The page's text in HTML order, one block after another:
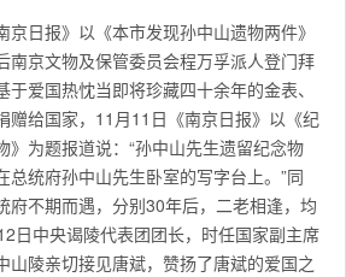
日报》以《本市发现孙中山遗物两件》
南京文物及保管委员会程万孚派人登门拜
爱国热忱当即将珍藏四十余年的金表、
赠给国家，11月11日《南京日报》以《纪
》为题报道说：“孙中山先生遗留纪念物
总统府孙中山先生卧室的写字台上。”同
府不期而遇，分别30年后，二老相逢，均
日中央谒陵代表团团长，时任国家副主席
山陵亲切接见唐斌，赞扬了唐斌的爱国之